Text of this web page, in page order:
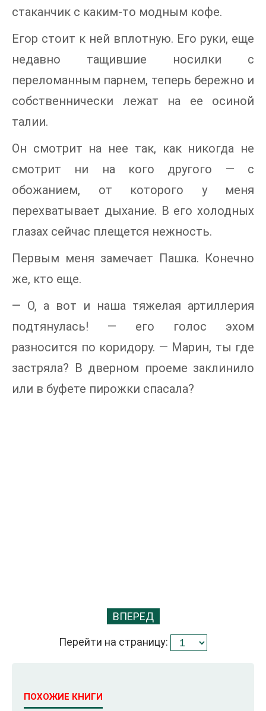
стаканчик с каким-то модным кофе.
Егор стоит к ней вплотную. Его руки, еще
недавно тащившие носилки с
переломанным парнем, теперь бережно и
собственнически лежат на ее осиной
талии.
Он смотрит на нее так, как никогда не
смотрит ни на кого другого — с
обожанием, от которого у меня
перехватывает дыхание. В его холодных
глазах сейчас плещется нежность.
Первым меня замечает Пашка. Конечно
же, кто еще.
— О, а вот и наша тяжелая артиллерия
подтянулась! — его голос эхом
разносится по коридору. — Марин, ты где
застряла? В дверном проеме заклинило
или в буфете пирожки спасала?
ВПЕРЕД
Перейти на страницу:
ПОХОЖИЕ КНИГИ